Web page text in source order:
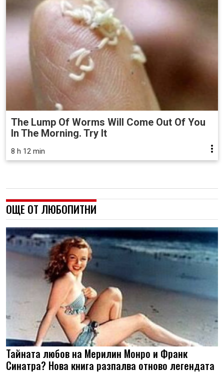
The Lump Of Worms Will Come Out Of You
In The Morning. Try It
8 h 12 min
ОЩЕ ОТ ЛЮБОПИТНИ
Тайната любов на Мерилин Монро и Франк
Синатра? Нова книга разпалва отново легендата